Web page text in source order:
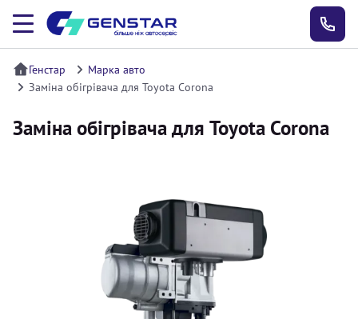
Генстар
Марка авто
Заміна обігрівача для Toyota Corona
Заміна обігрівача для Toyota Corona